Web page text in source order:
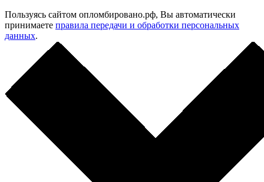
Пользуясь сайтом опломбировано.рф, Вы автоматически
принимаете правила передачи и обработки персональных
данных.